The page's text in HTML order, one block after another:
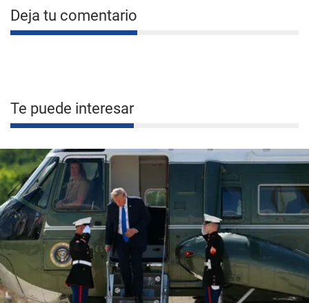
Deja tu comentario
Te puede interesar